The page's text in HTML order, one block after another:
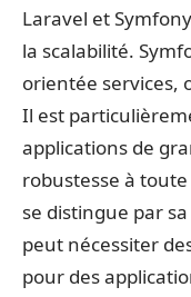
Laravel et
la scalabilité.
orientée services,
Il est
applications de
robustesse à
se distingue par
peut nécessiter
pour des